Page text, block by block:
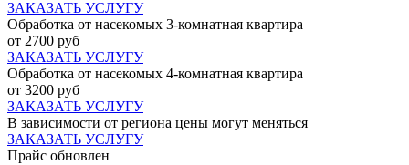
ЗАКАЗАТЬ УСЛУГУ
Обработка от насекомых 3-комнатная квартира
от 2700 руб
ЗАКАЗАТЬ УСЛУГУ
Обработка от насекомых 4-комнатная квартира
от 3200 руб
ЗАКАЗАТЬ УСЛУГУ
В зависимости от региона цены могут меняться
ЗАКАЗАТЬ УСЛУГУ
Прайс обновлен